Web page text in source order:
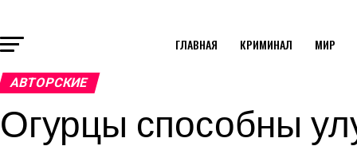
ГЛАВНАЯ КРИМИНАЛ МИР
АВТОРСКИЕ
Огурцы способны